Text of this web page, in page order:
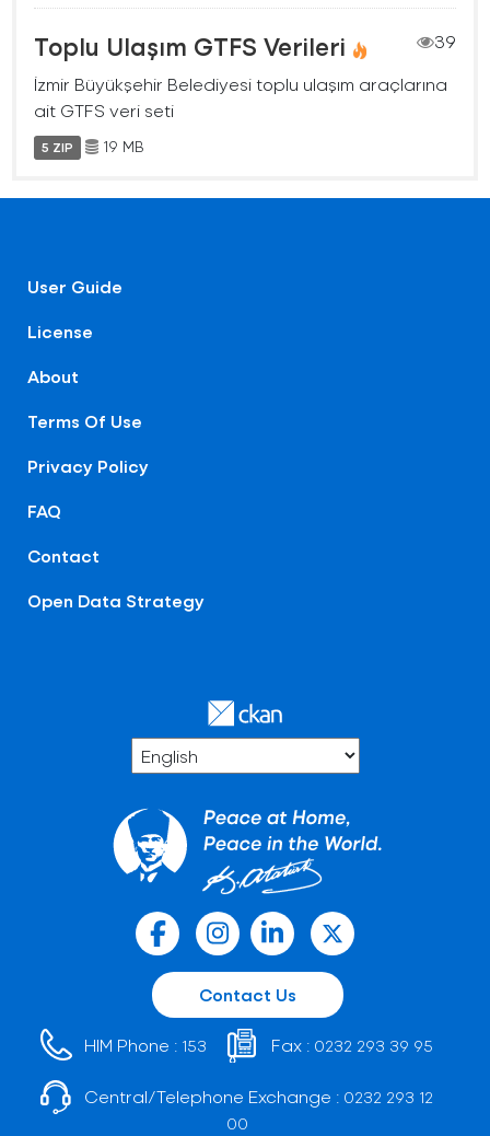
Toplu Ulaşım GTFS Verileri
39
İzmir Büyükşehir Belediyesi toplu ulaşım araçlarına
ait GTFS veri seti
5 ZIP 19 MB
User Guide
License
About
Terms Of Use
Privacy Policy
FAQ
Contact
Open Data Strategy
Contact Us
HIM Phone : 153 Fax : 0232 293 39 95
Central/Telephone Exchange : 0232 293 12
00